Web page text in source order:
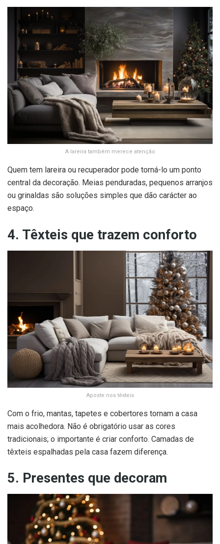
A lareira também merece atenção
Quem tem lareira ou recuperador pode torná-lo um ponto
central da decoração. Meias penduradas, pequenos arranjos
ou grinaldas são soluções simples que dão carácter ao
espaço.
4. Têxteis que trazem conforto
Aposte nos têxteis
Com o frio, mantas, tapetes e cobertores tornam a casa
mais acolhedora. Não é obrigatório usar as cores
tradicionais; o importante é criar conforto. Camadas de
têxteis espalhadas pela casa fazem diferença.
5. Presentes que decoram